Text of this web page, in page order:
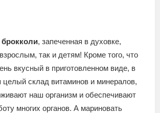
, запеченная в духовке,
так и детям! Кроме того, что
вкусный в приготовленном виде, в
целый склад витаминов и минералов,
наш организм и обеспечивают
многих органов. А мариновать